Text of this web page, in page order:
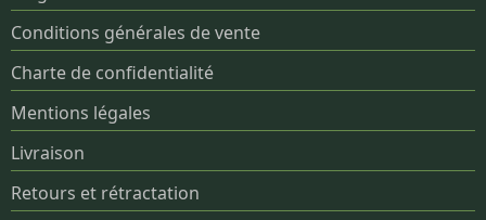
Conditions générales de vente
Charte de confidentialité
Mentions légales
Livraison
Retours et rétractation